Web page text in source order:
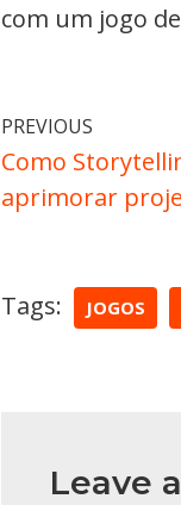
com um jogo
PREVIOUS
Como
aprimorar
Tags: JOGOS
Leave